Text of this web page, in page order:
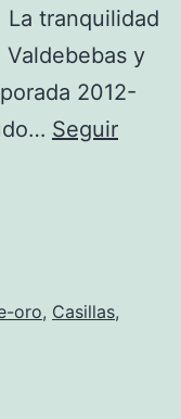
tranquilidad
y
2012-
Seguir
oro, Casillas,